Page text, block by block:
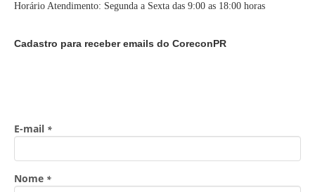
Horário Atendimento: Segunda a Sexta das 9:00 as 18:00 horas
Cadastro para receber emails do CoreconPR